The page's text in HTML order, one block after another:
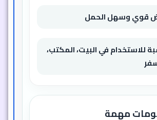
قوي وسهل الحمل
للاستخدام في البيت، المكتب،
مهمة